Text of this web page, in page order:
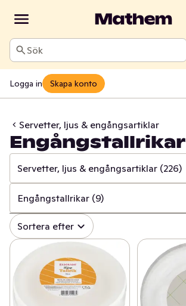
Sök
Logga in Skapa konto
Servetter, ljus & engångsartiklar
Engångstallrikar
Servetter, ljus & engångsartiklar (226)
✓ Alla (996)
✓ Hushålls- & toapapper
Disk & städ (205)
Tvätt & klädvård (124)
Påsar, folie & bakformar
Engångstallrikar (9)
✓ Alla (226)
Ljus
Servetter & ställ (36)
Sortera efter